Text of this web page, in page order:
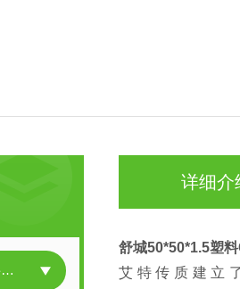
散堆填料（金属塑料陶瓷）
详细介
舒城50*50*1.5塑
艾特传质建立